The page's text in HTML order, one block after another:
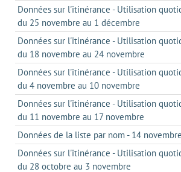
Données sur l'itinérance - Utilisation
du 25 novembre au 1 décembre
Données sur l'itinérance - Utilisation
du 18 novembre au 24 novembre
Données sur l'itinérance - Utilisation
du 4 novembre au 10 novembre
Données sur l'itinérance - Utilisation
du 11 novembre au 17 novembre
Données de la liste par nom - 14
Données sur l'itinérance - Utilisation
du 28 octobre au 3 novembre